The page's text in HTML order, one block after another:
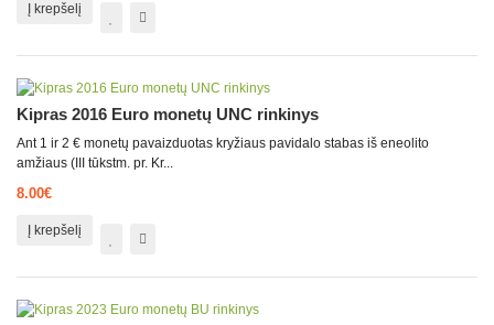
Į krepšelį
Kipras 2016 Euro monetų UNC rinkinys
Ant 1 ir 2 € monetų pavaizduotas kryžiaus pavidalo stabas iš eneolito
amžiaus (III tūkstm. pr. Kr...
8.00€
Į krepšelį